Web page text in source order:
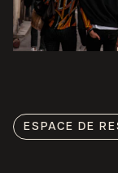
ESPACE DE